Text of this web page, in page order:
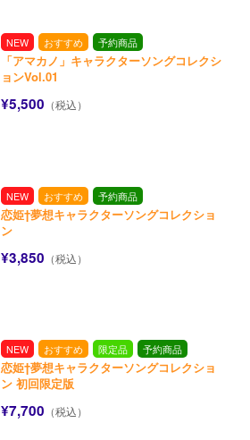
NEW おすすめ 予約商品
「アマカノ」キャラクターソングコレクシ
ョンVol.01
¥5,500 （税込）
NEW おすすめ 予約商品
恋姫†夢想キャラクターソングコレクショ
ン
¥3,850 （税込）
NEW おすすめ 限定品 予約商品
恋姫†夢想キャラクターソングコレクショ
ン 初回限定版
¥7,700 （税込）